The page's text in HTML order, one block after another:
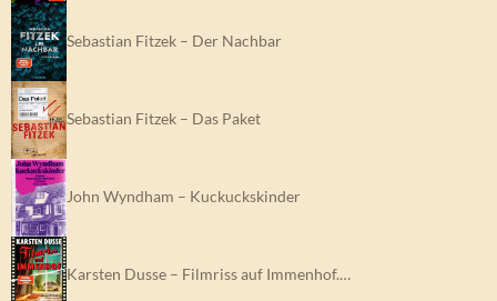
Sebastian Fitzek – Der Nachbar
Sebastian Fitzek – Das Paket
John Wyndham – Kuckuckskinder
Karsten Dusse – Filmriss auf Immenhof.…